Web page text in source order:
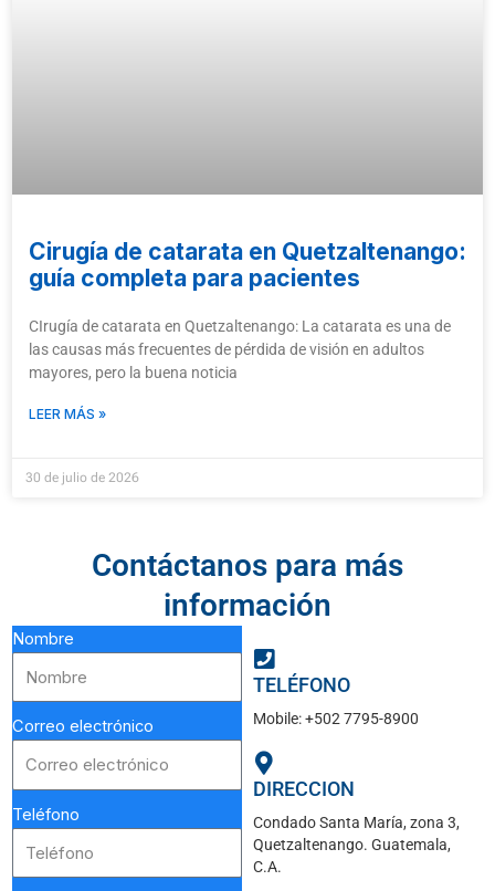
Cirugía de catarata en Quetzaltenango:
guía completa para pacientes
CIrugía de catarata en Quetzaltenango: La catarata es una de
las causas más frecuentes de pérdida de visión en adultos
mayores, pero la buena noticia
LEER MÁS »
30 de julio de 2026
Contáctanos para más
información
Nombre
Correo electrónico
Teléfono
TELÉFONO
Mobile: +502 7795-8900
DIRECCION
Condado Santa María, zona 3,
Quetzaltenango. Guatemala,
C.A.